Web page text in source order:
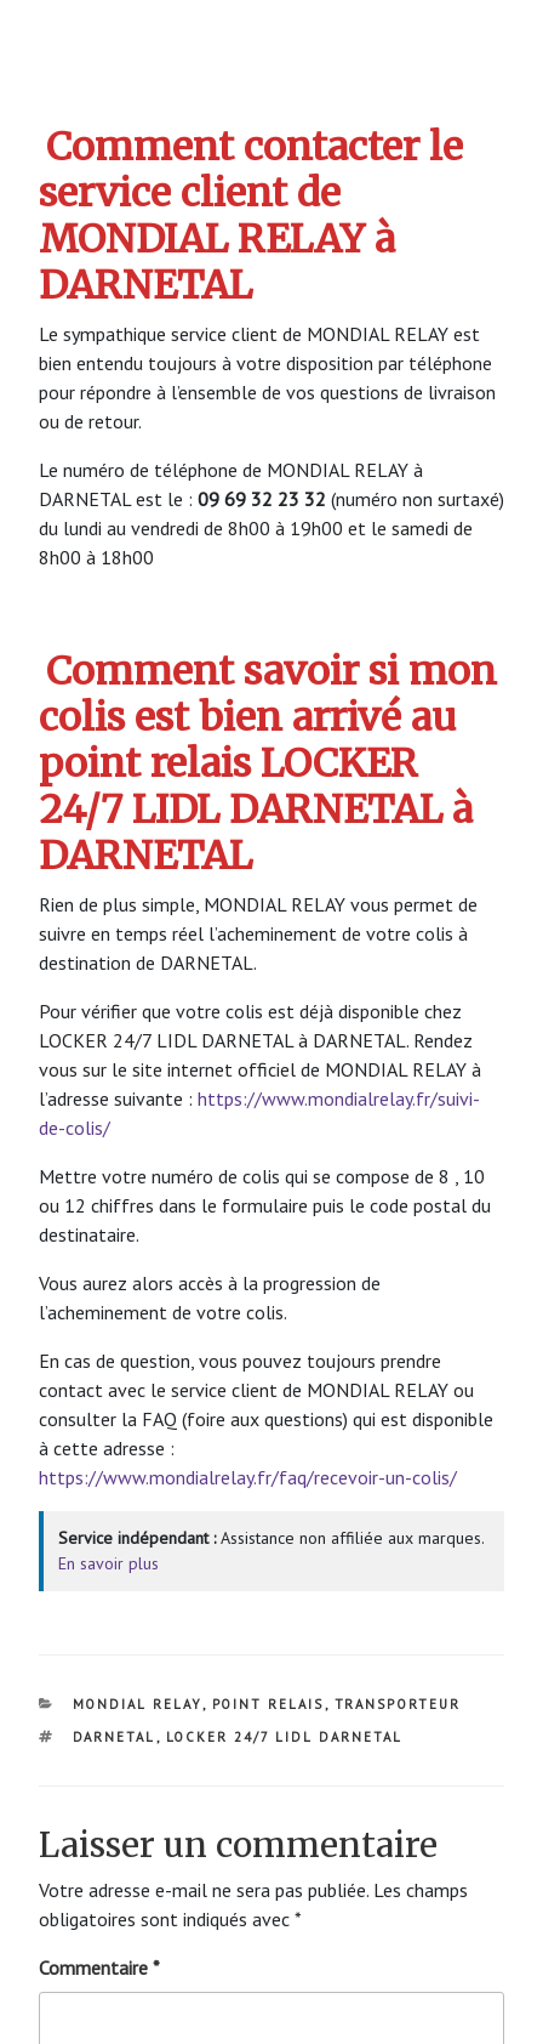
Comment contacter le
service client de
MONDIAL RELAY à
DARNETAL
Le sympathique service client de MONDIAL RELAY est
bien entendu toujours à votre disposition par téléphone
pour répondre à l’ensemble de vos questions de livraison
ou de retour.
Le numéro de téléphone de MONDIAL RELAY à
DARNETAL est le : 09 69 32 23 32 (numéro non surtaxé)
du lundi au vendredi de 8h00 à 19h00 et le samedi de
8h00 à 18h00
Comment savoir si mon
colis est bien arrivé au
point relais LOCKER
24/7 LIDL DARNETAL à
DARNETAL
Rien de plus simple, MONDIAL RELAY vous permet de
suivre en temps réel l’acheminement de votre colis à
destination de DARNETAL.
Pour vérifier que votre colis est déjà disponible chez
LOCKER 24/7 LIDL DARNETAL à DARNETAL. Rendez
vous sur le site internet officiel de MONDIAL RELAY à
l’adresse suivante : https://www.mondialrelay.fr/suivi-
de-colis/
Mettre votre numéro de colis qui se compose de 8 , 10
ou 12 chiffres dans le formulaire puis le code postal du
destinataire.
Vous aurez alors accès à la progression de
l’acheminement de votre colis.
En cas de question, vous pouvez toujours prendre
contact avec le service client de MONDIAL RELAY ou
consulter la FAQ (foire aux questions) qui est disponible
à cette adresse :
https://www.mondialrelay.fr/faq/recevoir-un-colis/
Service indépendant :Assistance non affiliée aux marques.
En savoir plus
CATÉGORIES
MONDIAL RELAY , POINT RELAIS , TRANSPORTEUR
ÉTIQUETTES
DARNETAL , LOCKER 24/7 LIDL DARNETAL
Laisser un commentaire
Votre adresse e-mail ne sera pas publiée. Les champs
obligatoires sont indiqués avec *
Commentaire *